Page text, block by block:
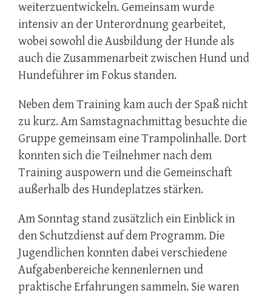
weiterzuentwickeln. Gemeinsam wurde
intensiv an der Unterordnung gearbeitet,
wobei sowohl die Ausbildung der Hunde als
auch die Zusammenarbeit zwischen Hund und
Hundeführer im Fokus standen.
Neben dem Training kam auch der Spaß nicht
zu kurz. Am Samstagnachmittag besuchte die
Gruppe gemeinsam eine Trampolinhalle. Dort
konnten sich die Teilnehmer nach dem
Training auspowern und die Gemeinschaft
außerhalb des Hundeplatzes stärken.
Am Sonntag stand zusätzlich ein Einblick in
den Schutzdienst auf dem Programm. Die
Jugendlichen konnten dabei verschiedene
Aufgabenbereiche kennenlernen und
praktische Erfahrungen sammeln. Sie waren